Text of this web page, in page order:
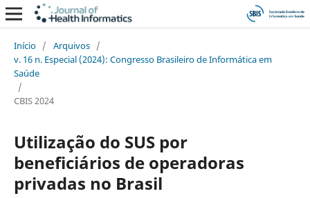
Início / Arquivos /
v. 16 n. Especial (2024): Congresso Brasileiro de Informática em
Saúde
/
CBIS 2024
Utilização do SUS por
beneficiários de operadoras
privadas no Brasil